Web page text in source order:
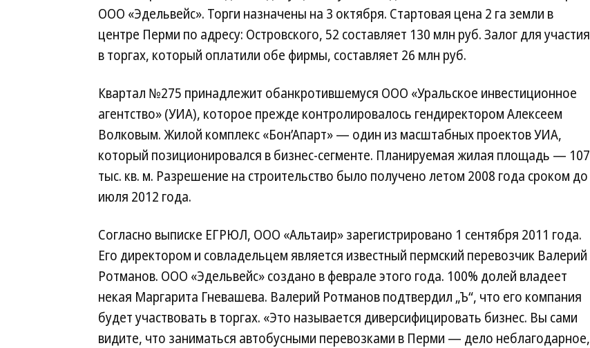
ООО «Эдельвейс». Торги назначены на 3 октября. Стартовая цена 2 га земли в
центре Перми по адресу: Островского, 52 составляет 130 млн руб. Залог для участия
в торгах, который оплатили обе фирмы, составляет 26 млн руб.
Квартал №275 принадлежит обанкротившемуся ООО «Уральское инвестиционное
агентство» (УИА), которое прежде контролировалось гендиректором Алексеем
Волковым. Жилой комплекс «Бон’Апарт» — один из масштабных проектов УИА,
который позиционировался в бизнес-сегменте. Планируемая жилая площадь — 107
тыс. кв. м. Разрешение на строительство было получено летом 2008 года сроком до
июля 2012 года.
Согласно выписке ЕГРЮЛ, ООО «Альтаир» зарегистрировано 1 сентября 2011 года.
Его директором и совладельцем является известный пермский перевозчик Валерий
Ротманов. ООО «Эдельвейс» создано в феврале этого года. 100% долей владеет
некая Маргарита Гневашева. Валерий Ротманов подтвердил „Ъ“, что его компания
будет участвовать в торгах. «Это называется диверсифицировать бизнес. Вы сами
видите, что заниматься автобусными перевозками в Перми — дело неблагодарное,